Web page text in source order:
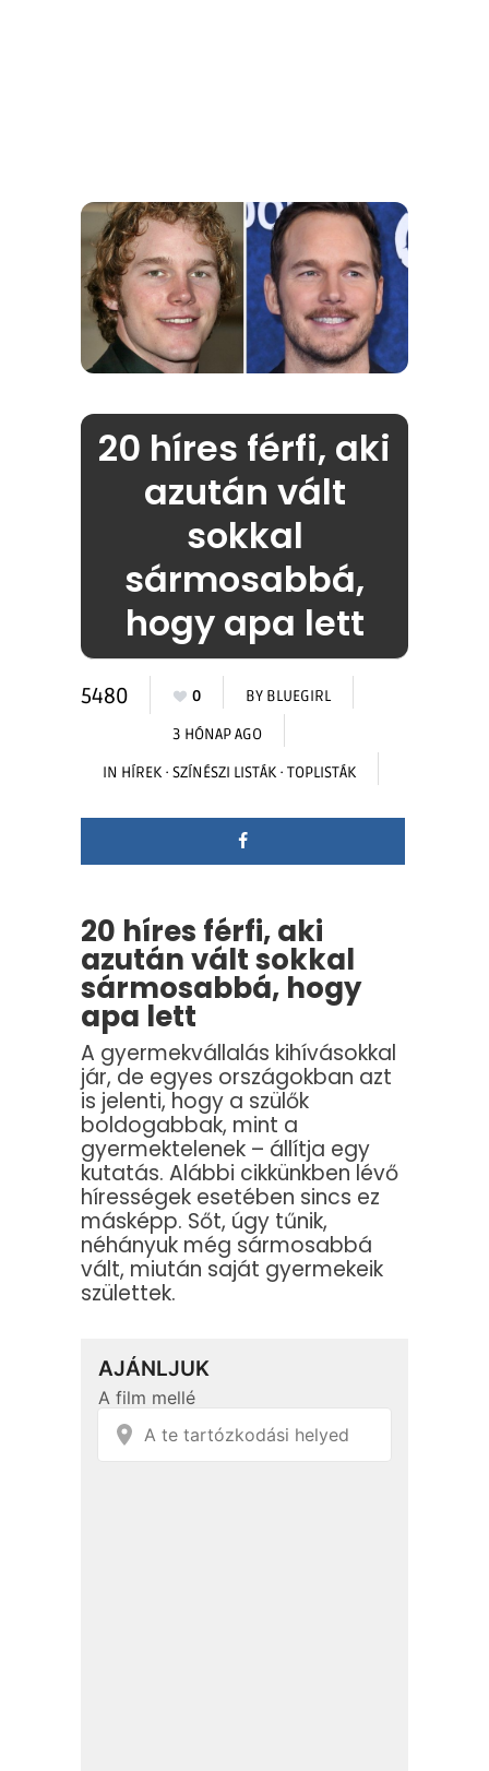
20 híres férfi, aki
azután vált
sokkal
sármosabbá,
hogy apa lett
5480 0 BY BLUEGIRL
3 HÓNAP AGO
IN HÍREK · SZÍNÉSZI LISTÁK · TOPLISTÁK
20 híres férfi, aki
azután vált sokkal
sármosabbá, hogy
apa lett
A gyermekvállalás kihívásokkal
jár, de egyes országokban azt
is jelenti, hogy a szülők
boldogabbak, mint a
gyermektelenek – állítja egy
kutatás. Alábbi cikkünkben lévő
hírességek esetében sincs ez
másképp. Sőt, úgy tűnik,
néhányuk még sármosabbá
vált, miután saját gyermekeik
születtek.